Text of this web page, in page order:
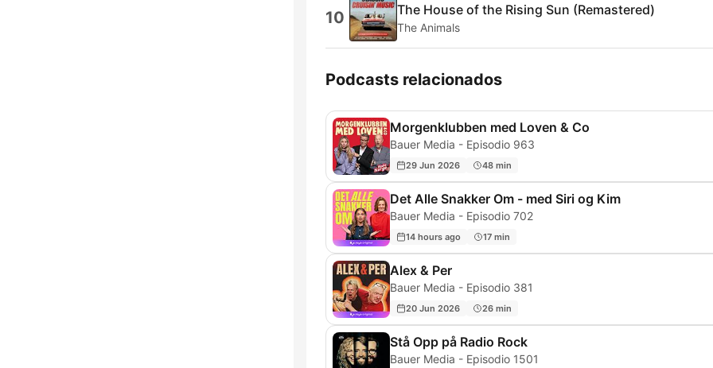
10 The House of the Rising Sun (Remastered)
The Animals
Podcasts relacionados
Morgenklubben med Loven & Co
Bauer Media - Episodio 963
29 Jun 2026 48 min
Det Alle Snakker Om - med Siri og Kim
Bauer Media - Episodio 702
14 hours ago 17 min
Alex & Per
Bauer Media - Episodio 381
20 Jun 2026 26 min
Stå Opp på Radio Rock
Bauer Media - Episodio 1501